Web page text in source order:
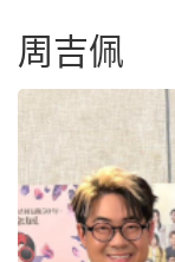
周吉佩